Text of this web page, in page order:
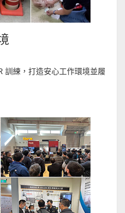
訓練，打造安心工作環境並履